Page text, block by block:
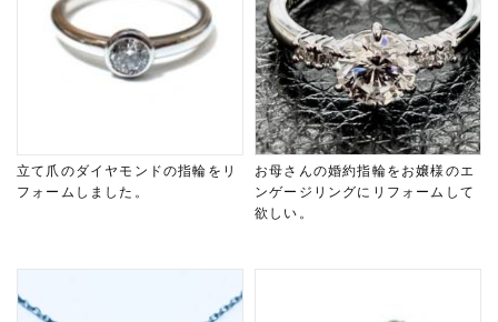
立て爪のダイヤモンドの指輪をリ
フォームしました。
お母さんの婚約指輪をお嬢様のエ
ンゲージリングにリフォームして
欲しい。